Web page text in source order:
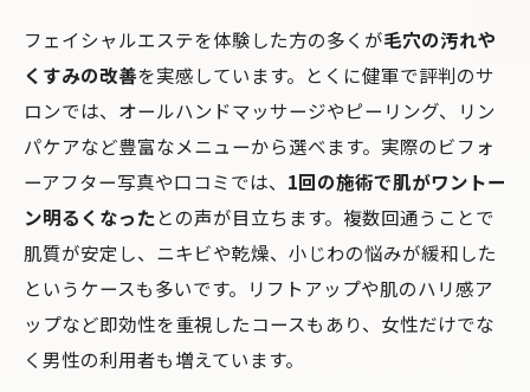
フェイシャルエステを体験した方の多くが毛穴の汚れや
くすみの改善を実感しています。とくに健軍で評判のサ
ロンでは、オールハンドマッサージやピーリング、リン
パケアなど豊富なメニューから選べます。実際のビフォ
ーアフター写真や口コミでは、 1回の施術で肌がワントー
ン明るくなった との声が目立ちます。複数回通うことで
肌質が安定し、ニキビや乾燥、小じわの悩みが緩和した
というケースも多いです。リフトアップや肌のハリ感ア
ップなど即効性を重視したコースもあり、女性だけでな
く男性の利用者も増えています。